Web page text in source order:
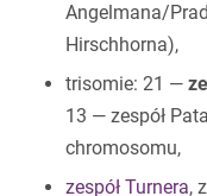
Angelmana/
Hirschhorna),
trisomie: 21 —
13 — zespół
chromosomu,
zespół Turnera,